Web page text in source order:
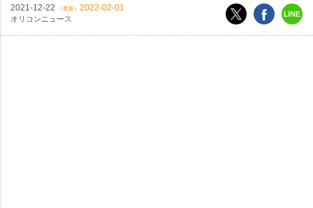
2021-12-22 （更新） 2022-02-01
オリコンニュース